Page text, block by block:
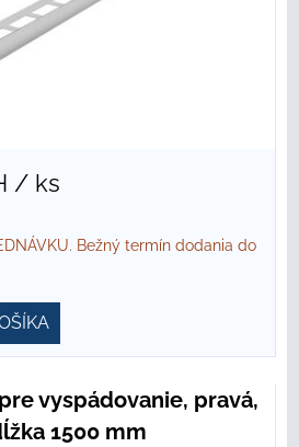
/ ks
Bežný termín dodania do
vyspádovanie, pravá,
1500 mm